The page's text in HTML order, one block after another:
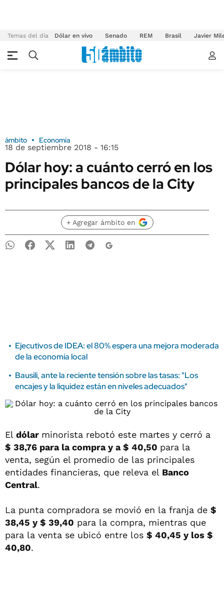
Temas del día Dólar en vivo Senado REM Brasil Javier
ámbito Economía
18 de septiembre 2018 - 16:15
Dólar hoy: a cuánto cerró en los
principales bancos de la City
+ Agregar ámbito en
Ejecutivos de IDEA: el 80% espera una mejora moderada
de la economía local
Bausili, ante la reciente tensión sobre las tasas: "Los
encajes y la liquidez están en niveles adecuados"
El dólar minorista rebotó este martes y cerró a
$ 38,76 para la compra y a $ 40,50 para la
venta, según el promedio de las principales
entidades financieras, que releva el Banco
Central.
La punta compradora se movió en la franja de $
38,45 y $ 39,40 para la compra, mientras que
para la venta se ubicó entre los $ 40,45 y los $
40,80.